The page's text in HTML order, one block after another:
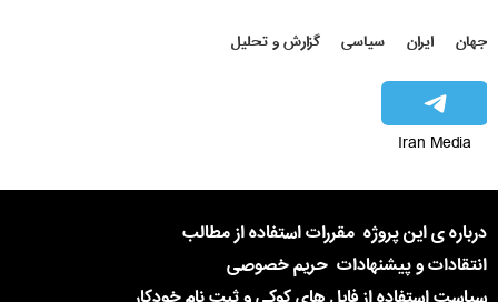
جهان ایران سیاسی گزارش و تحلیل
Iran Media
درباره ی این پروژه مقررات استفاده از مطالب
انتقادات و پیشنهادات حریم خصوصی